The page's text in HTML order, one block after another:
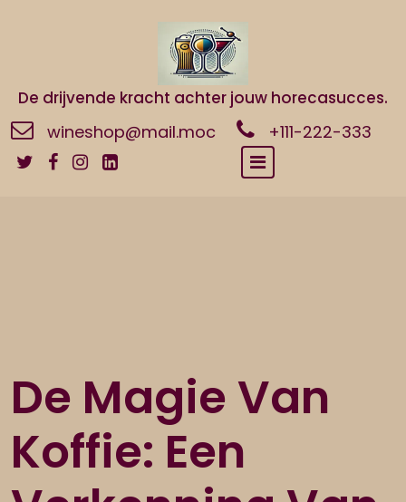
De drijvende kracht achter jouw horecasucces.
wineshop@mail.moc +111-222-333
De Magie Van
Koffie: Een